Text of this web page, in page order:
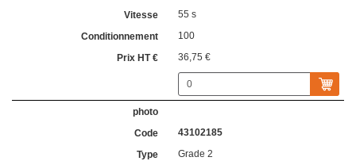
55 s
100
36,75 €
43102185
Grade 2